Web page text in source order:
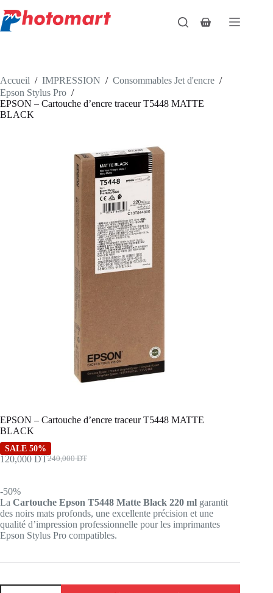
au
contenu
Panier
Accueil / IMPRESSION / Consommables Jet d'encre /
Epson Stylus Pro /
EPSON – Cartouche d’encre traceur T5448 MATTE
BLACK
EPSON – Cartouche d’encre traceur T5448 MATTE
BLACK
SALE 50%
240,000DT
Le
240,000 DT.
120,000 DTLe
120,000 DT.
-50%
La Cartouche Epson T5448 Matte Black 220 ml garantit
des noirs mats profonds, une excellente précision et une
qualité d’impression professionnelle pour les imprimantes
Epson Stylus Pro compatibles.
quantité